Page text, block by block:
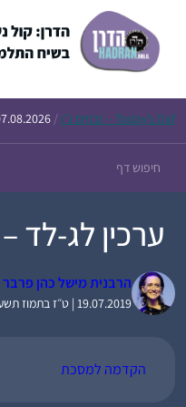
Today’s Daf – זבחים נ״ו /
ערכין לג-לד
הרבנית מישל כהן פרבר
19.07.2019 | ט״ז בתמוז תשע״ט
הקדמה למסכת